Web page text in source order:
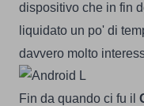
dispositivo che in fin
liquidato un po' di
davvero molto
Fin da quando ci fu il